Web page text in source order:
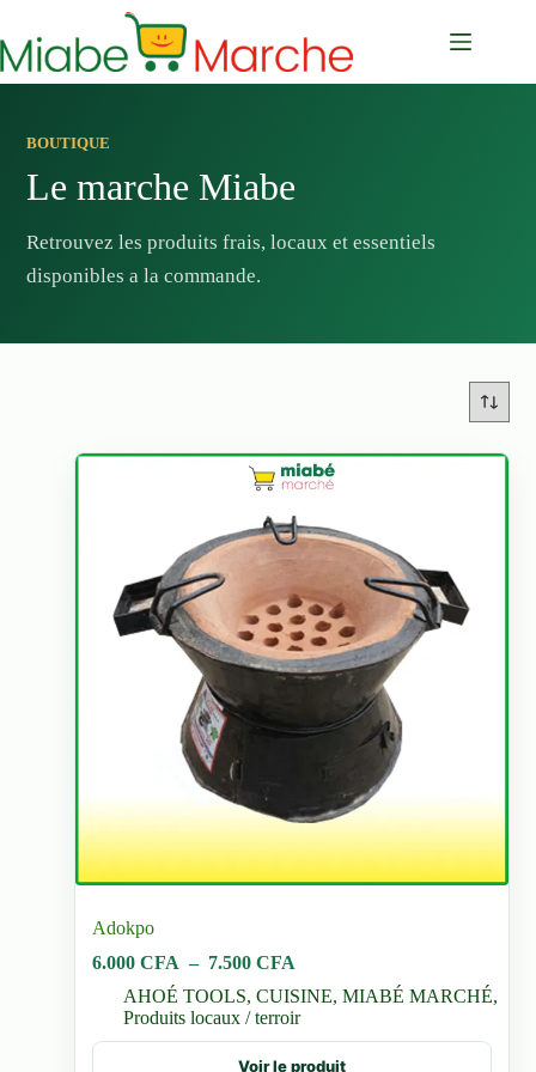
contenu
BOUTIQUE
Le marche Miabe
Retrouvez les produits frais, locaux et essentiels
disponibles a la commande.
Adokpo
6.000CFA – 7.500CFA
prix :
6.000 CFA
à
AHOÉ TOOLS,CUISINE,MIABÉ MARCHÉ,
Produits locaux / terroir
Voir le produit
Ce